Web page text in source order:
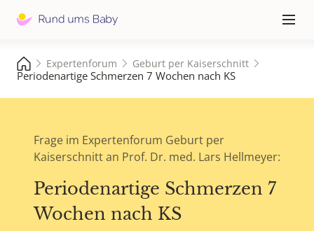
≡
Expertenforum Geburt per Kaiserschnitt
Periodenartige Schmerzen 7 Wochen nach KS
Frage im Expertenforum Geburt per
Kaiserschnitt an Prof. Dr. med. Lars Hellmeyer:
Periodenartige Schmerzen 7
Wochen nach KS